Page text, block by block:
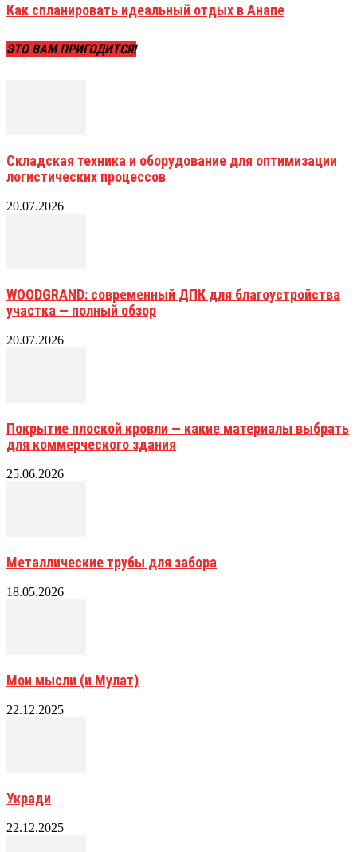
Как спланировать идеальный отдых в Анапе
ЭТО ВАМ ПРИГОДИТСЯ!
Складская техника и оборудование для оптимизации
логистических процессов
20.07.2026
WOODGRAND: современный ДПК для благоустройства
участка — полный обзор
20.07.2026
Покрытие плоской кровли — какие материалы выбрать
для коммерческого здания
25.06.2026
Металлические трубы для забора
18.05.2026
Мои мысли (и Мулат)
22.12.2025
Укради
22.12.2025